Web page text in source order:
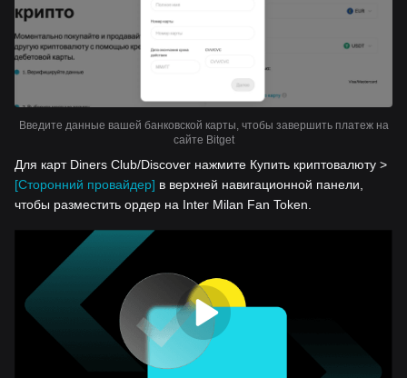
Введите данные вашей банковской карты, чтобы завершить платеж на
сайте Bitget
Для карт Diners Club/Discover нажмите Купить криптовалюту >
[Сторонний провайдер] в верхней навигационной панели,
чтобы разместить ордер на Inter Milan Fan Token.